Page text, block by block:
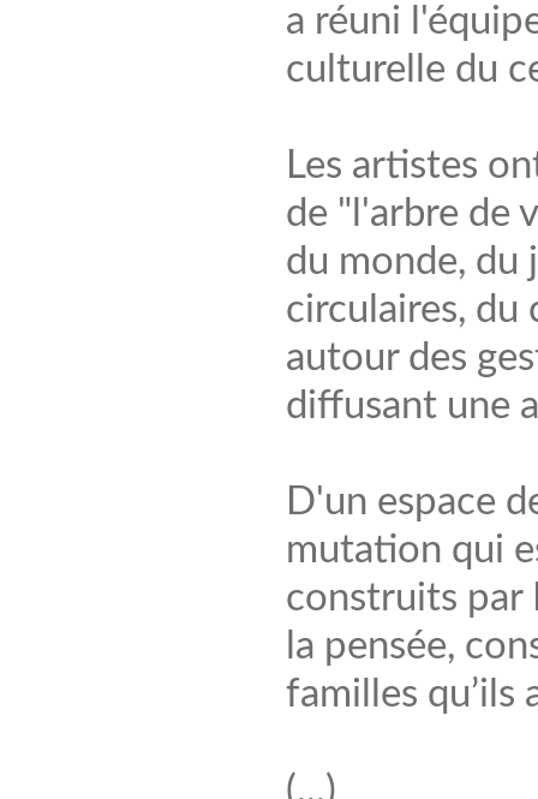
a réuni
culturelle du
Les artistes
de "l'arbre de
du monde, du
circulaires, du
autour des
diffusant une
D'un espace
mutation qui
construits par
la pensée,
familles qu’ils
(...)